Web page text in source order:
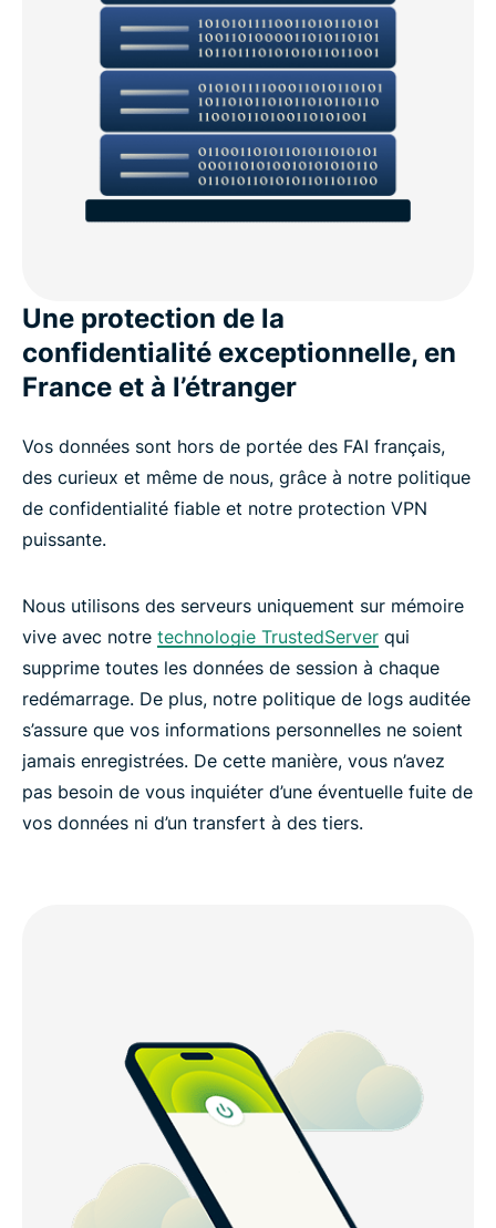
Une protection de la
confidentialité exceptionnelle, en
France et à l’étranger
Vos données sont hors de portée des FAI français,
des curieux et même de nous, grâce à notre politique
de confidentialité fiable et notre protection VPN
puissante.
Nous utilisons des serveurs uniquement sur mémoire
vive avec notre technologie TrustedServer qui
supprime toutes les données de session à chaque
redémarrage. De plus, notre politique de logs auditée
s’assure que vos informations personnelles ne soient
jamais enregistrées. De cette manière, vous n’avez
pas besoin de vous inquiéter d’une éventuelle fuite de
vos données ni d’un transfert à des tiers.